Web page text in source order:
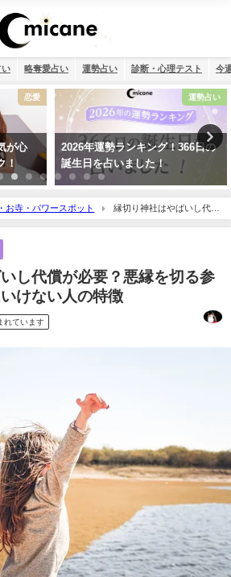
い 略奪愛占い 運勢占い 診断・心理テスト 今
運勢占い
日の
恋愛
タロット占い・彼氏からの連絡が
来ない理由は？待つほうがいい？
お寺・パワースポット
縁切り神社はやばいし代償
ってはいけない人の特徴
し代償が必要？悪縁を切る参
けない人の特徴
れています